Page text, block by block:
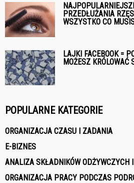
PRZEDŁUŻANIA
WSZYSTKO CO
LAJKI FACEBOOK =
MOŻESZ KRÓLOWAĆ
POPULARNE KATEGORIE
ORGANIZACJA CZASU I ZADANIA
E-BIZNES
ANALIZA SKŁADNIKÓW ODŻYWCZYCH
ORGANIZACJA PRACY PODCZAS